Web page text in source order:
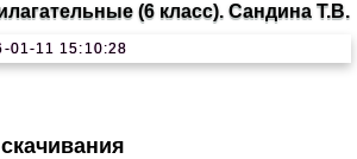
(6 класс). Сандина Т.В.
01-11 15:10:28